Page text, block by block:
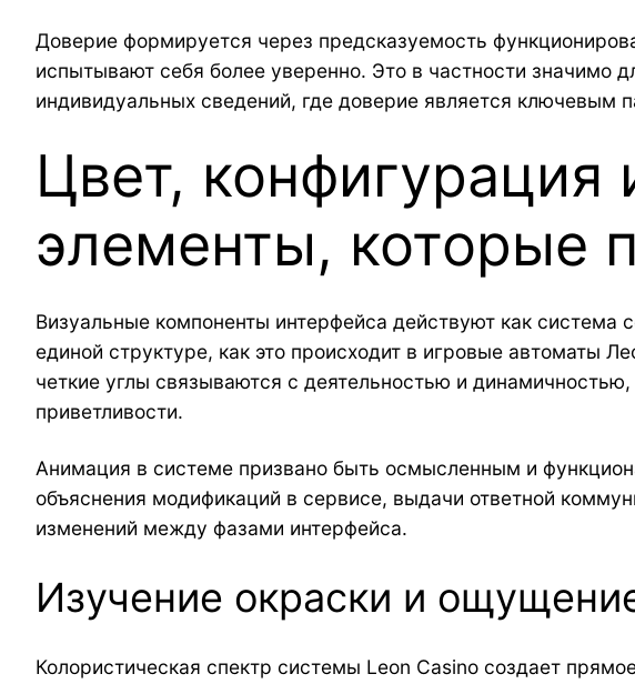
Доверие формируется через предсказуемость
испытывают себя более уверенно. Это в частности
индивидуальных сведений, где доверие является ключевым
Цвет,
элементы, которые
Визуальные компоненты интерфейса действуют как
единой структуре, как это происходит в игровые автоматы
четкие углы связываются с деятельностью и
приветливости.
Анимация в системе призвано быть осмысленным и
объяснения модификаций в сервисе, выдачи ответной
изменений между фазами интерфейса.
Изучение окраски и
Колористическая спектр системы Leon Casino создает